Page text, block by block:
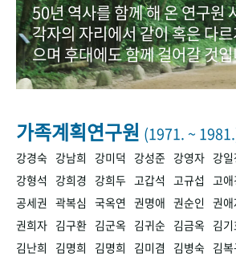
사진 아카이브 문서 기록물 행정박물
50+1주년 기념
+1
VR 역사관
50년 역사를 함께 해 온 연구원
각자의 자리에서 같이 혹은 다
으며 후대에도 함께 걸어갈 것
가족계획연구원 (1971. ~
강경숙 강남희 강미덕 강성준 강영자 강일
강형석
강희경 강희두 고갑석 고규섭 고애
공세권 곽복심 국옥연 권명애 권순인 권
권희자 김구환 김군옥 김귀순 김금옥 김
김난희
김명희 김명희 김미겸 김병숙 김복